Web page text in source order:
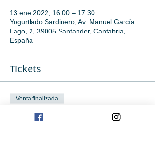
13 ene 2022, 16:00 – 17:30
Yogurtlado Sardinero, Av. Manuel García
Lago, 2, 39005 Santander, Cantabria,
España
Tickets
Venta finalizada
Tipo de entrada